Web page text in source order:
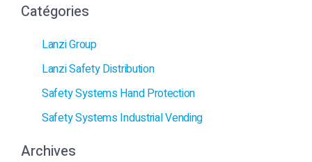
Catégories
Lanzi Group
Lanzi Safety Distribution
Safety Systems Hand Protection
Safety Systems Industrial Vending
Archives